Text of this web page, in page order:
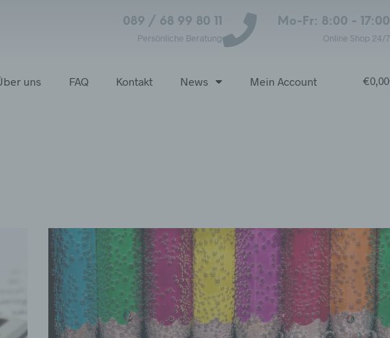
089 / 68 99 80 11
Persönliche Beratung
Mo-Fr: 8:00 - 17:00
Online Shop 24/7
uns FAQ Kontakt News Mein Account €0,00